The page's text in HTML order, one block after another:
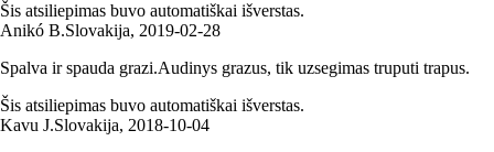
Šis atsiliepimas buvo automatiškai išverstas.
Anikó B.Slovakija, 2019‑02‑28
Spalva ir spauda grazi.Audinys grazus, tik uzsegimas truputi trapus.
Šis atsiliepimas buvo automatiškai išverstas.
Kavu J.Slovakija, 2018‑10‑04